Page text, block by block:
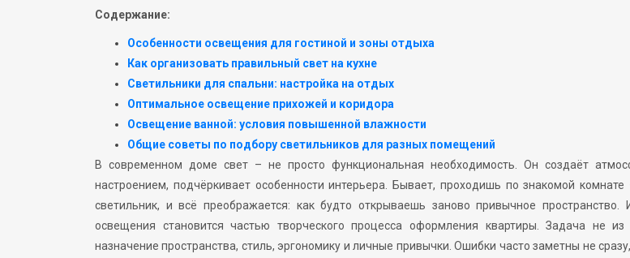
Содержание:
Особенности освещения для гостиной и зоны отдыха
Как организовать правильный свет на кухне
Светильники для спальни: настройка на отдых
Оптимальное освещение прихожей и коридора
Освещение ванной: условия повышенной влажности
Общие советы по подбору светильников для разных помещений
В современном доме свет – не просто функциональная необходимость. Он создаёт
настроением, подчёркивает особенности интерьера. Бывает, проходишь по знакомой
светильник, и всё преображается: как будто открываешь заново привычное пространство.
освещения становится частью творческого процесса оформления квартиры. Задача не
назначение пространства, стиль, эргономику и личные привычки. Ошибки часто заметны не